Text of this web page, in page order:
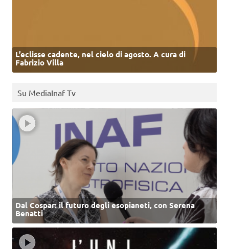
L’eclisse cadente, nel cielo di agosto. A cura di
Fabrizio Villa
Su MediaInaf Tv
Dal Cospar: il futuro degli esopianeti, con Serena
Benatti